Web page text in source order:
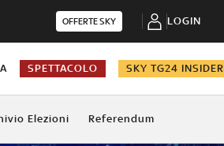
OFFERTE SKY LOGIN
SPETTACOLO SKY TG24 INSIDER
Elezioni Referendum